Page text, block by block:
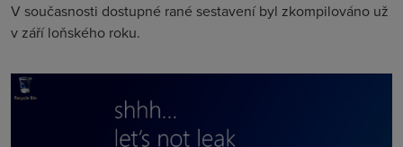
V současnosti dostupné rané sestavení byl zkompilováno už
v září loňského roku.